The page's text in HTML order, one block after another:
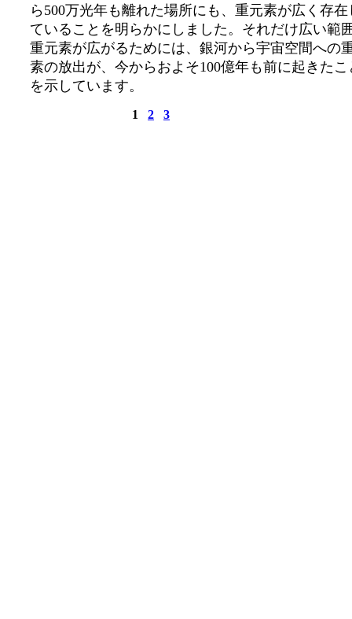
ら500万光年も離れた場所にも、重元素が広く存在
ていることを明らかにしました。それだけ広い範
重元素が広がるためには、銀河から宇宙空間への
素の放出が、今からおよそ100億年も前に起きたこ
を示しています。
1 2 3